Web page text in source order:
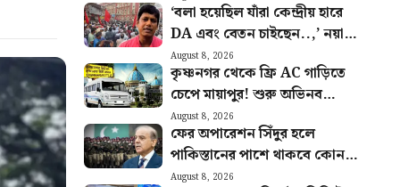
‘বলা হয়েছিল যাঁরা কেন্দ্রীয় হারে
DA এবং বেতন চাইছেন..,’ নয়া
বিজ্ঞপ্তি নিয়ে খুশি সংগ্রামী যৌথ
মঞ্চ
August 8, 2026
কৃষ্ণনগর থেকে ফ্রি AC গাড়িতে
চেপে মায়াপুর! শুরু অভিনব
পরিষেবা, কারা সুবিধা পাবেন জানুন
August 8, 2026
ফের অপারেশন সিঁদুর হলে
পাকিস্তানের পাশে থাকবে কোন
কোন দেশ? সম্পন্ন নতুন চুক্তি
August 8, 2026